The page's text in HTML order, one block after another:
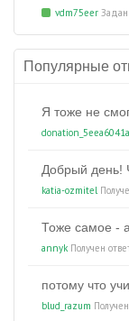
vdm75eer Задан
Популярные
Я тоже не
Добрый день!
katia-ozmitel
Тоже самое -
annyk Получен
потому что
blud_razum